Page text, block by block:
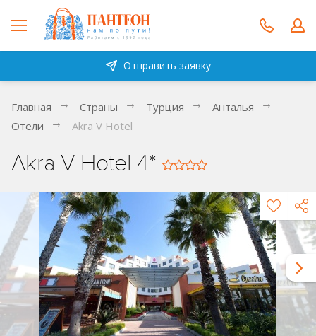
Отправить заявку
Главная Страны Турция
Анталья
Отели
Akra V Hotel
Akra V Hotel 4*